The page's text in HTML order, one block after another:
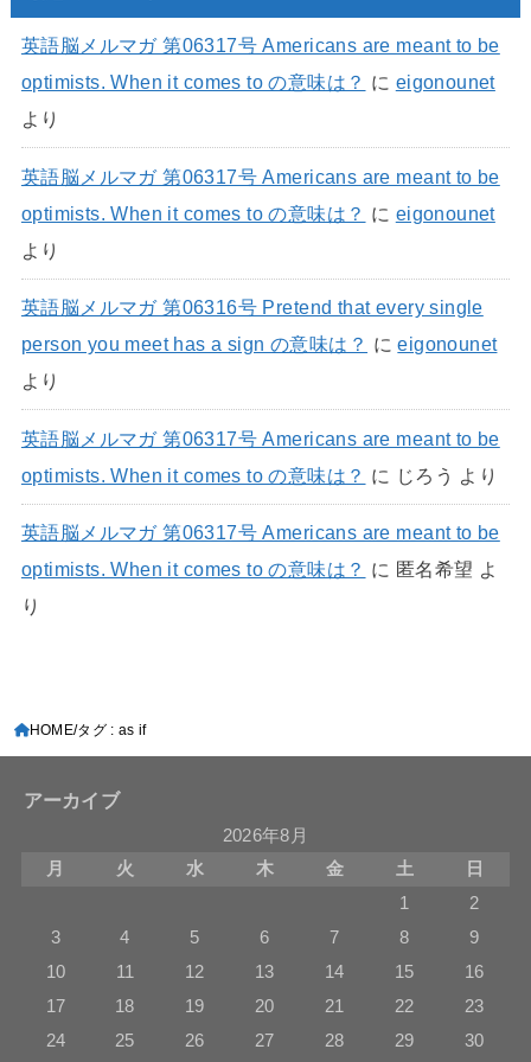
英語脳メルマガ 第06317号 Americans are meant to be
optimists. When it comes to の意味は？ に eigonounet
より
英語脳メルマガ 第06317号 Americans are meant to be
optimists. When it comes to の意味は？ に eigonounet
より
英語脳メルマガ 第06316号 Pretend that every single
person you meet has a sign の意味は？ にeigonounet
より
英語脳メルマガ 第06317号 Americans are meant to be
optimists. When it comes to の意味は？ に じろう より
英語脳メルマガ 第06317号 Americans are meant to be
optimists. When it comes to の意味は？ に 匿名希望 よ
り
HOME タグ : as if
アーカイブ
2026年8月
月
火 水 木 金 土
日
1
2
3
4 5 6 7 8
9
10
11 12 13 14 15
16
17
18 19 20 21 22
23
24
25 26 27 28 29 30